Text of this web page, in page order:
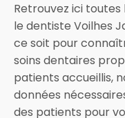
Retrouvez ici
le dentiste Voilhes
ce soit pour
soins dentaires
patients accueillis,
données
des patients pour